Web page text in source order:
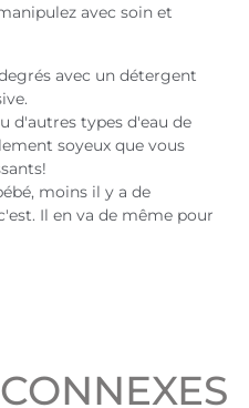
avec soin et
avec un détergent
d'autres types d'eau de
soyeux que vous
moins il y a de
Il en va de même pour